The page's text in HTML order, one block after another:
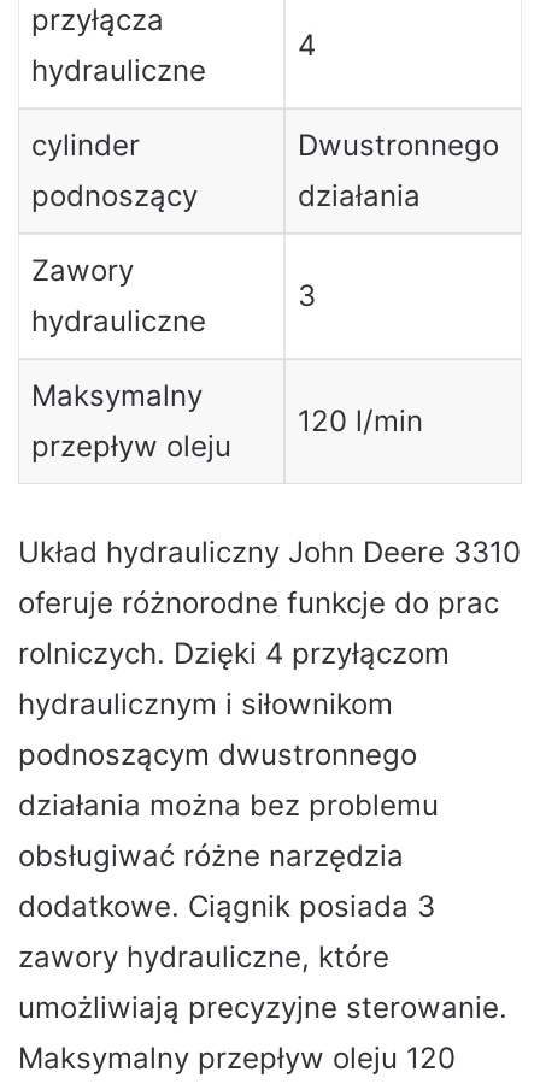
przyłącza
hydrauliczne
4
cylinder
podnoszący
Dwustronnego
działania
Zawory
hydrauliczne
3
Maksymalny
przepływ oleju
120 l/min
Układ hydrauliczny John Deere 3310
oferuje różnorodne funkcje do prac
rolniczych. Dzięki 4 przyłączom
hydraulicznym i siłownikom
podnoszącym dwustronnego
działania można bez problemu
obsługiwać różne narzędzia
dodatkowe. Ciągnik posiada 3
zawory hydrauliczne, które
umożliwiają precyzyjne sterowanie.
Maksymalny przepływ oleju 120